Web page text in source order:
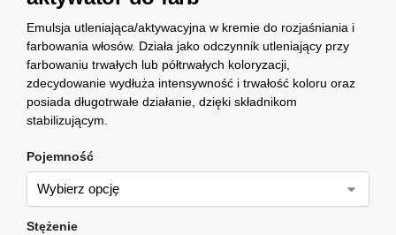
Emulsja utleniająca/aktywacyjna w kremie do rozjaśniania i
farbowania włosów. Działa jako odczynnik utleniający przy
farbowaniu trwałych lub półtrwałych koloryzacji,
zdecydowanie wydłuża intensywność i trwałość koloru oraz
posiada długotrwałe działanie, dzięki składnikom
stabilizującym.
Pojemność
Stężenie